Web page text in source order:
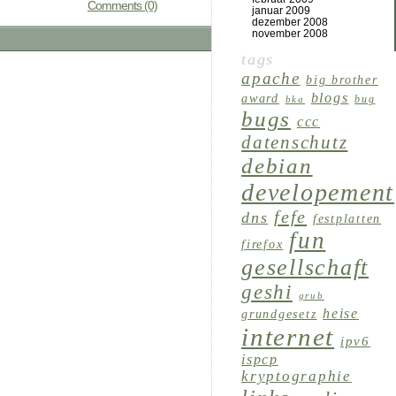
Comments (0)
januar 2009
dezember 2008
november 2008
tags
apache big brother
award
bka blogs bug
bugs ccc
datenschutz
debian
developement
dns fefe festplatten
firefox fun
gesellschaft
geshi grub
grundgesetz heise
internet ipv6
ispcp
kryptographie